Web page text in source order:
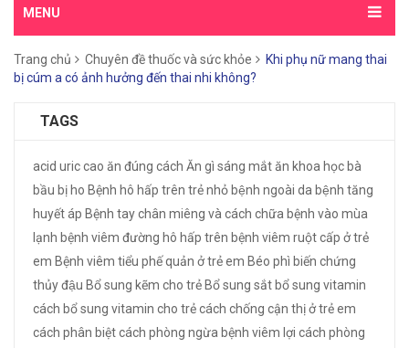
MENU
Trang chủ Chuyên đề thuốc và sức khỏe
Khi phụ nữ mang thai
bị cúm a có ảnh hưởng đến thai nhi không?
TAGS
acid uric cao ăn đúng cách Ăn gì sáng mắtăn khoa học bà
bầu bị ho Bệnh hô hấp trên trẻ nhỏ bệnh ngoài da bệnh tăng
huyết áp Bệnh tay chân miêng và cách chữa bệnh vào mùa
lạnh bệnh viêm đường hô hấp trên bệnh viêm ruột cấp ở trẻ
em Bệnh viêm tiểu phế quản ở trẻ em Béo phì biến chứng
thủy đậu Bổ sung kẽm cho trẻ Bổ sung sắt bổ sung vitamin
cách bổ sung vitamin cho trẻcách chống cận thị ở trẻ em
cách phân biệtcách phòng ngừa bệnh viêm lợi cách phòng